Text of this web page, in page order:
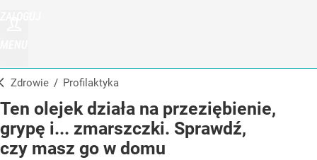
Zdrowie / Profilaktyka
Ten olejek działa na przeziębienie,
grypę i... zmarszczki. Sprawdź,
czy masz go w domu